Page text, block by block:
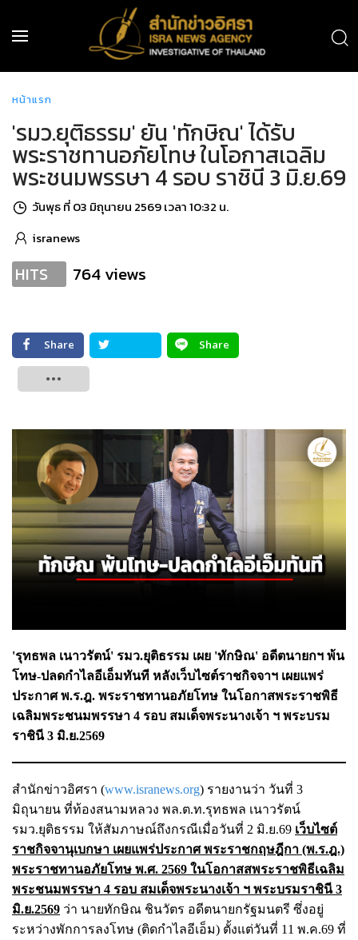
หน้าแรก
'รมว.ยุติธรรม' ยัน 'ทักษิณ' ได้รับ
พระราชทานอภัยโทษ ในโอกาสเฉลิม
พระชนมพรรษา 4 รอบ ราชินี 3 มิ.ย.69
วันพุธ ที่ 03 มิถุนายน 2569 เวลา 10:32 น.
isranews
HITS 764 views
Share
Share
'รุทธพล เนาวรัตน์' รมว.ยุติธรรม เผย 'ทักษิณ' อดีตนายกฯ พ้น
โทษ-ปลดกำไลอีเอ็มทันที หลังเว็บไซต์ราชกิจจาฯ เผยแพร่
ประกาศ พ.ร.ฎ. พระราชทานอภัยโทษ ในโอกาสพระราชพิธี
เฉลิมพระชนมพรรษา 4 รอบ สมเด็จพระนางเจ้า ฯ พระบรม
ราชินี 3 มิ.ย.2569
สำนักข่าวอิศรา (www.isranews.org) รายงานว่า วันที่ 3
มิถุนายน ที่ท้องสนามหลวง พล.ต.ท.รุทธพล เนาวรัตน์
รมว.ยุติธรรม ให้สัมภาษณ์ถึงกรณีเมื่อวันที่ 2 มิ.ย.69 เว็บไซต์
ราชกิจจานุเบกษา เผยแพร่ประกาศ พระราชกฤษฎีกา (พ.ร.ฎ.)
พระราชทานอภัยโทษ พ.ศ. 2569 ในโอกาสสพระราชพิธีเฉลิม
พระชนมพรรษา 4 รอบ สมเด็จพระนางเจ้า ฯ พระบรมราชินี 3
มิ.ย.2569 ว่า นายทักษิณ ชินวัตร อดีตนายกรัฐมนตรี ซึ่งอยู่
ระหว่างพักการลงโทษ (ติดกำไลอีเอ็ม) ตั้งแต่วันที่ 11 พ.ค.69 ที่